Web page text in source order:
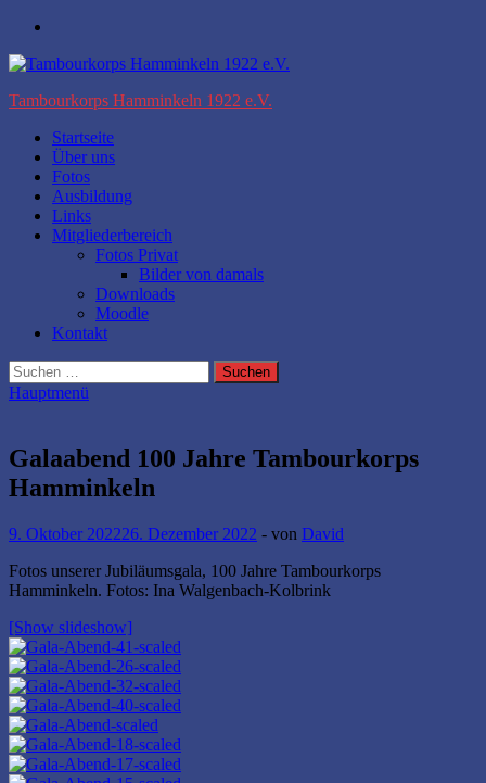
Zum
springen
Tambourkorps Hamminkeln 1922 e.V.
Startseite
Über uns
Fotos
Ausbildung
Links
Mitgliederbereich
Fotos Privat
Bilder von damals
Downloads
Moodle
Kontakt
Suchen
nach:
Hauptmenü
Galaabend 100 Jahre Tambourkorps
Hamminkeln
9. Oktober 202226. Dezember 2022 - von David
Fotos unserer Jubiläumsgala, 100 Jahre Tambourkorps
Hamminkeln. Fotos: Ina Walgenbach-Kolbrink
[Show slideshow]